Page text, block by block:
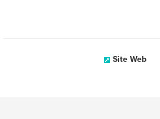
Site Web